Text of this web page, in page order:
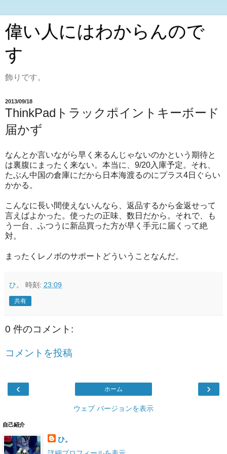
偉い人にはわからんので
す
飾りです。
2013/09/18
ThinkPadトラックポイントキーボード
届かず
なんとか言いながら早く来るんじゃないのかという期待と
は裏腹にまったく来ない。本当に、9/20入庫予定。それ、
たぶん中国の倉庫にだから日本海渡るのにプラス4日ぐらい
かかる。
こんなに長い間使えないんなら、返品するから金返せって
言えばよかった。使ったの正味、数日だから。それで、も
う一台、ふつうに新品買った方が早く手元に届くって絶
対。
まったくレノボのサポートどういうことなんだ。
ひ。 時刻: 23:09
共有
0 件のコメント:
コメントを投稿
‹ ›
ホーム
ウェブ バージョンを表示
自己紹介
ひ。